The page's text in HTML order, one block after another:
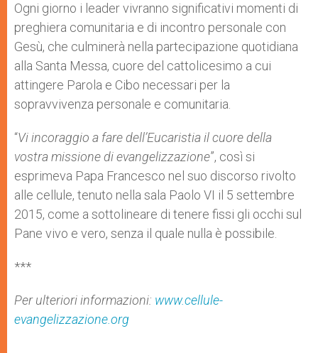
Ogni giorno i leader vivranno significativi momenti di
preghiera comunitaria e di incontro personale con
Gesù, che culminerà nella partecipazione quotidiana
alla Santa Messa, cuore del cattolicesimo a cui
attingere Parola e Cibo necessari per la
sopravvivenza personale e comunitaria.
“Vi incoraggio a fare dell’Eucaristia il cuore della
vostra missione di evangelizzazione”, così si
esprimeva Papa Francesco nel suo discorso rivolto
alle cellule, tenuto nella sala Paolo VI il 5 settembre
2015, come a sottolineare di tenere fissi gli occhi sul
Pane vivo e vero, senza il quale nulla è possibile.
***
Per ulteriori informazioni: www.cellule-
evangelizzazione.org